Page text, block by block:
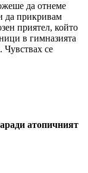
да отнеме
да прикривам
приятел, който
в гимназията
Чувствах се
атопичният